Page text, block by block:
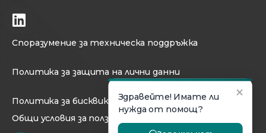
Споразумение за техническа поддръжка
Политика за защита на лични данни
Политика за бисквикти
Общи условия за ползване на сайта